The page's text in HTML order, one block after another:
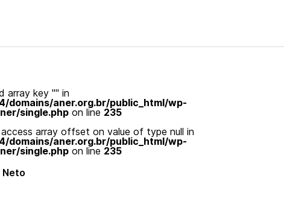
array key "" in
domains/aner.org.br/public_html/wp-
single.php on line 235
array offset on value of type null in
domains/aner.org.br/public_html/wp-
single.php on line 235
Neto